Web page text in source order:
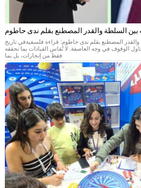
السلطة والقدر المصطنع بقلم ندى حاطوم
المصطنع بقلم ندى حاطوم: قراءة فلسفيةفي تاريخ
الوقوف في وجه العاصفة. لا تُقاس القيادات بما تحققه
فقط من إنجازات، بل بما